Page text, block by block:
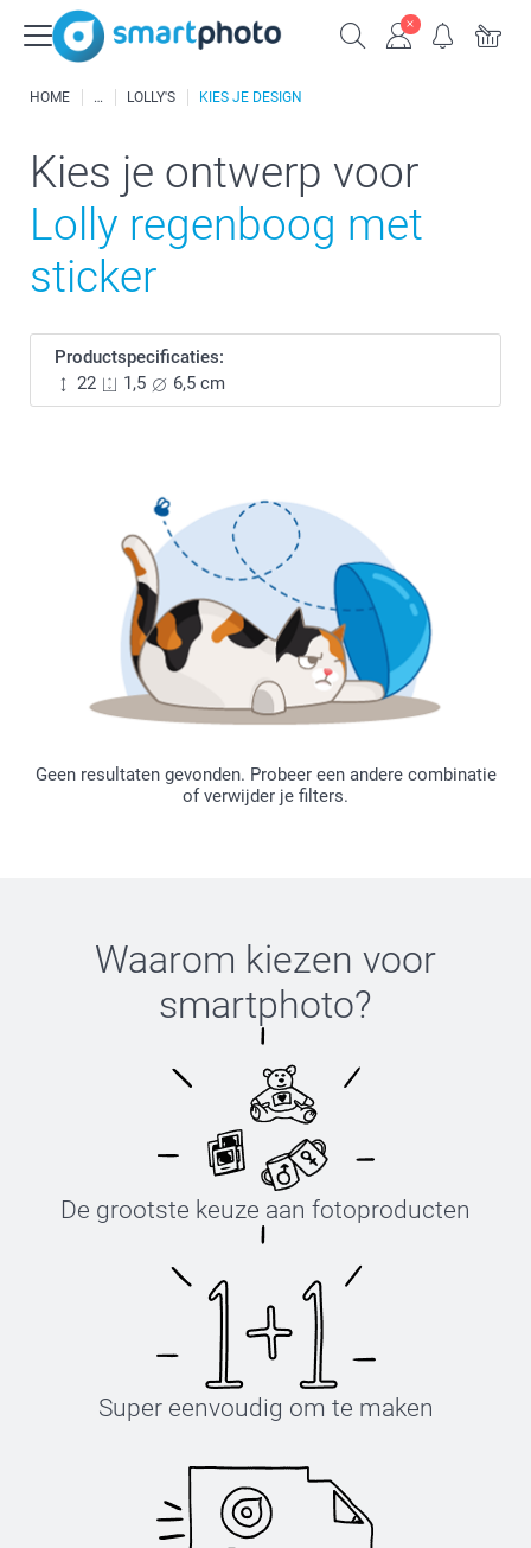
HOME LOLLY'S KIES JE DESIGN
Kies je ontwerp voor
Lolly regenboog met
sticker
Productspecificaties:
22
1,5 6,5 cm
Geen resultaten gevonden. Probeer een andere combinatie
of verwijder je filters.
Waarom kiezen voor
smartphoto?
De grootste keuze aan fotoproducten
Super eenvoudig om te maken